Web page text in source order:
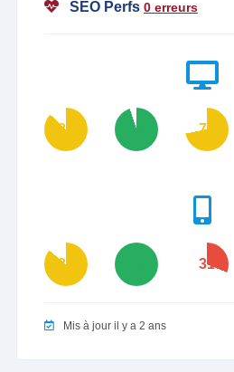
SEO Perfs 0 erreurs
87 95 72
86 31
Mis à jour il y a 2 ans